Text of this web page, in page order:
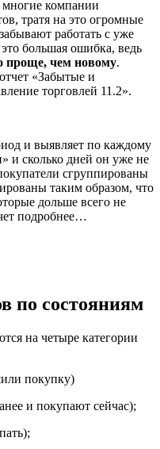
компании
тратя на это огромные
работать с уже
большая ошибка, ведь
проще, чем новому.
«Забытые и
торговлей 11.2».
и выявляет по каждому
и сколько дней он уже не
сгруппированы
таким образом, что
дольше всего не
подробнее…
по состояниям
на четыре категории
покупку)
и покупают сейчас);